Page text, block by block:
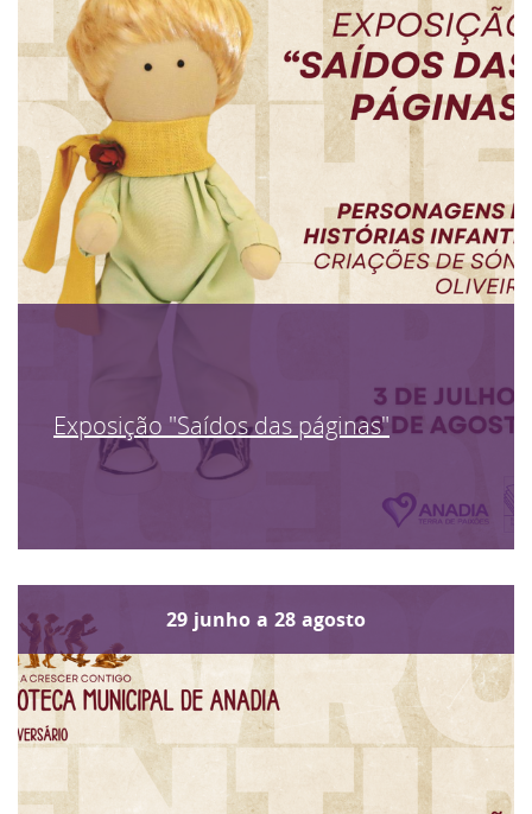
Exposição "Saídos das páginas"
29 junho a 28 agosto